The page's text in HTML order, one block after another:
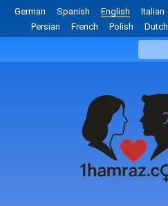
German Spanish English Italian
Persian
French Polish Dutch